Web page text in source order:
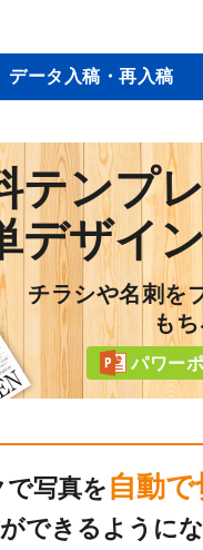
データ入稿・再入稿
テンプ
デザイ
チラシや名刺を
も
パワー
写真を自動で
ができるように